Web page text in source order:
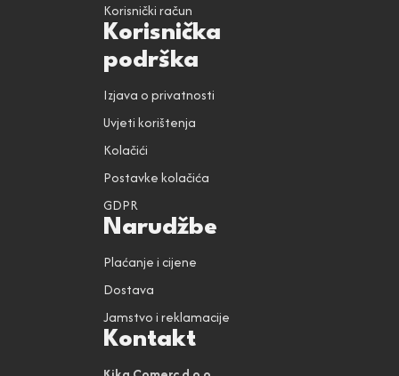
Korisnički račun
Korisnička
podrška
Izjava o privatnosti
Uvjeti korištenja
Kolačići
Postavke kolačića
GDPR
Narudžbe
Plaćanje i cijene
Dostava
Jamstvo i reklamacije
Kontakt